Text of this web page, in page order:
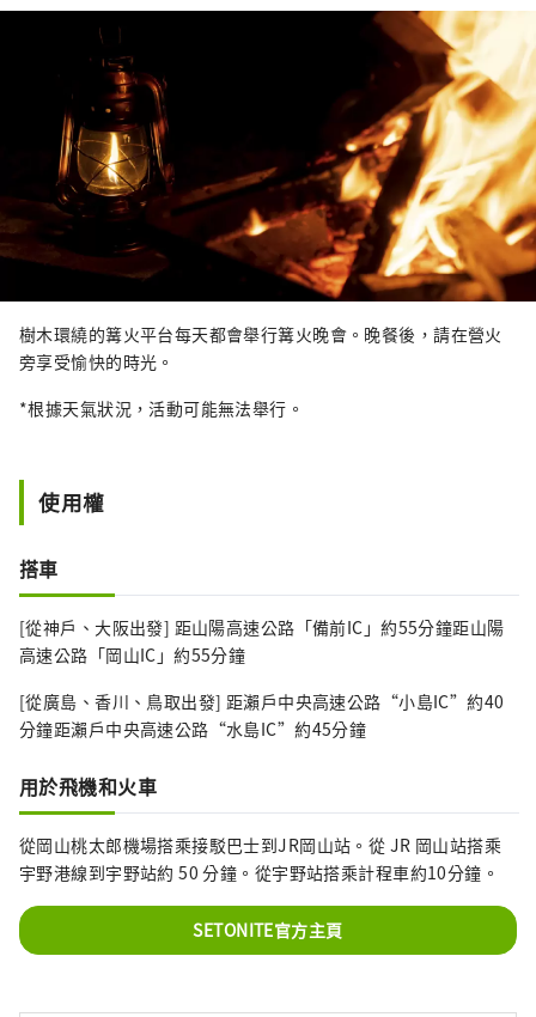
樹木環繞的篝火平台每天都會舉行篝火晚會。晚餐後，請在營火
旁享受愉快的時光。
*根據天氣狀況，活動可能無法舉行。
使用權
搭車
[從神戶、大阪出發] 距山陽高速公路「備前IC」約55分鐘距山陽
高速公路「岡山IC」約55分鐘
[從廣島、香川、鳥取出發] 距瀨戶中央高速公路“小島IC”約40
分鐘距瀨戶中央高速公路“水島IC”約45分鐘
用於飛機和火車
從岡山桃太郎機場搭乘接駁巴士到JR岡山站。從 JR 岡山站搭乘
宇野港線到宇野站約 50 分鐘。從宇野站搭乘計程車約10分鐘。
SETONITE官方主頁